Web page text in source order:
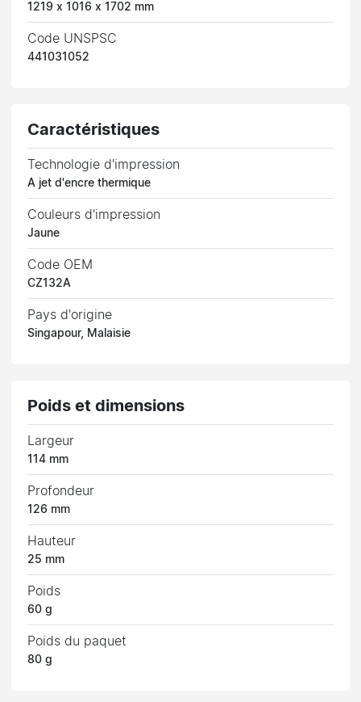
1219 x 1016 x 1702 mm
Code UNSPSC
441031052
Caractéristiques
Technologie d'impression
A jet d'encre thermique
Couleurs d'impression
Jaune
Code OEM
CZ132A
Pays d'origine
Singapour, Malaisie
Poids et dimensions
Largeur
114 mm
Profondeur
126 mm
Hauteur
25 mm
Poids
60 g
Poids du paquet
80 g